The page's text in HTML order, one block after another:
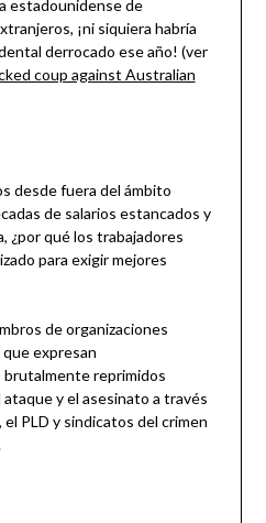
estadounidense de
¡ni siquiera habría
derrocado ese año! (ver
coup against Australian
desde fuera del ámbito
de salarios estancados y
¿por qué los trabajadores
para exigir mejores
de organizaciones
expresan
brutalmente reprimidos
y el asesinato a través
PLD y sindicatos del crimen